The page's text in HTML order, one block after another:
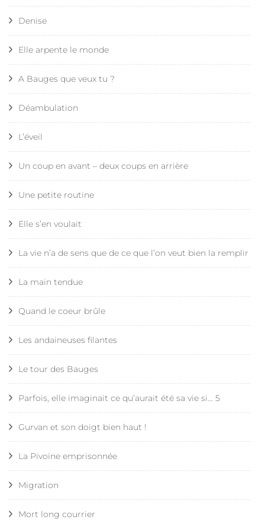
Denise
Elle arpente le monde
A Bauges que veux tu ?
Déambulation
L’éveil
Un coup en avant – deux coups en arrière
Une petite routine
Elle s’en voulait
La vie n’a de sens que de ce que l’on veut bien la remplir
La main tendue
Quand le coeur brûle
Les andaineuses filantes
Le tour des Bauges
Parfois, elle imaginait ce qu’aurait été sa vie si… 5
Gurvan et son doigt bien haut !
La Pivoine emprisonnée
Migration
Mort long courrier